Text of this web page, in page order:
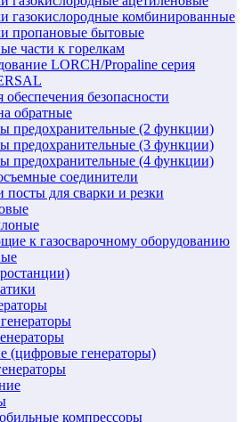
газокислородные комбинированные
пропановые бытовые
части к горелкам
LORCH/Propaline серия
обеспечения безопасности
обратные
предохранительные (2 функции)
предохранительные (3 функции)
предохранительные (4 функции)
соединители
для сварки и резки
к газосварочному оборудованию
(цифровые генераторы)
компрессоры